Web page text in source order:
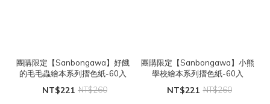
團購限定【Sanbongawa】好餓
的毛毛蟲繪本系列摺色紙-60入
NT$221 NT$260
團購限定【Sanbongawa】小熊
學校繪本系列摺色紙-60入
NT$221 NT$260